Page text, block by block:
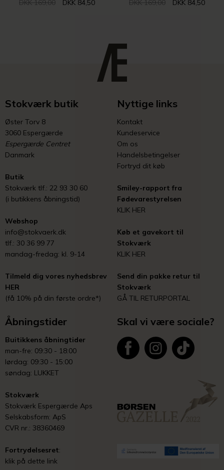
DKK 169,00
DKK 84,50
DKK 169,00
DKK 84,50
Stokværk butik
Øster Torv 8
3060 Espergærde
Espergærde Centret
Danmark
Butik
Stokværk tlf.: 22 93 30 60
(i butikkens åbningstid)
Webshop
info@stokvaerk.dk
tlf.: 30 36 99 77
mandag-fredag: kl. 9-14
Tilmeld dig vores nyhedsbrev
HER
(få 10% på din første ordre*)
Nyttige links
Kontakt
Kundeservice
Om os
Handelsbetingelser
Fortryd dit køb
Smiley-rapport fra
Fødevarestyrelsen
KLIK HER
Køb et gavekort til
Stokværk
KLIK HER
Send din pakke retur til
Stokværk
GÅ TIL RETURPORTAL
Åbningstider
Buitikkens åbningtider
man-fre: 09:30 - 18:00
lørdag: 09:30 - 15:00
søndag: LUKKET
Stokværk
Stokværk Espergærde Aps
Selskabsform: ApS
CVR nr.: 38360469
Fortrydelsesret:
klik på dette link
Skal vi være sociale?